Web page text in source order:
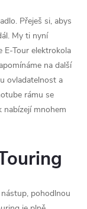
Přeješ si, abys
My ti nyní
E-Tour elektrokola
na další
ovladatelnost a
rámu se
nabízejí mnohem
pohodlnou